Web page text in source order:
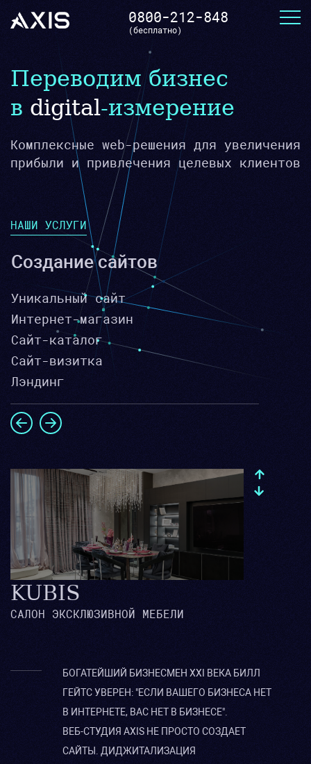
0800-212-848
(бесплатно)
Переводим бизнес
в digital-измерение
Комплексные web-решения для увеличения
прибыли и привлечения целевых клиентов
НАШИ УСЛУГИ
Создание сайтов
Уникальный сайт
Интернет-магазин
Сайт-каталог
Сайт-визитка
Лэндинг
KUBIS
САЛОН ЭКСКЛЮЗИВНОЙ МЕБЕЛИ
БОГАТЕЙШИЙ БИЗНЕСМЕН XXI ВЕКА БИЛЛ
ГЕЙТС УВЕРЕН: "ЕСЛИ ВАШЕГО БИЗНЕСА НЕТ
В ИНТЕРНЕТЕ, ВАС НЕТ В БИЗНЕСЕ".
ВЕБ-СТУДИЯ AXIS НЕ ПРОСТО СОЗДАЕТ
САЙТЫ. ДИДЖИТАЛИЗАЦИЯ